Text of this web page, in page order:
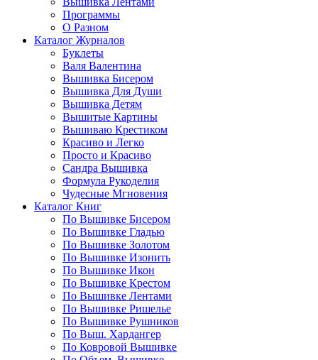
Программы
О Разном
Каталог Журналов
Буклеты
Валя Валентина
Вышивка Бисером
Вышивка Для Души
Вышивка Детям
Вышитые Картины
Вышиваю Крестиком
Красиво и Легко
Просто и Красиво
Сандра Вышивка
Формула Рукоделия
Чудесные Мгновения
Каталог Книг
По Вышивке Бисером
По Вышивке Гладью
По Вышивке Золотом
По Вышивке Изонить
По Вышивке Икон
По Вышивке Крестом
По Вышивке Лентами
По Вышивке Ришелье
По Вышивке Рушников
По Выш. Хардангер
По Ковровой Вышивке